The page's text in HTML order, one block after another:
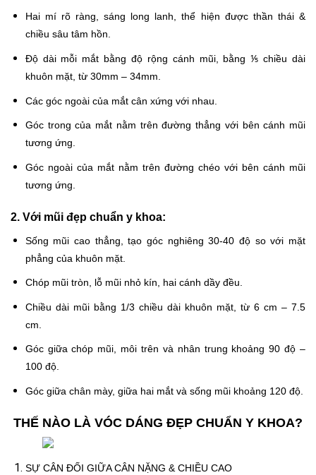
Hai mí rõ ràng, sáng long lanh, thể hiện được thần thái &
chiều sâu tâm hồn.
Độ dài mỗi mắt bằng độ rộng cánh mũi, bằng ⅕ chiều dài
khuôn mặt, từ 30mm – 34mm.
Các góc ngoài của mắt cân xứng với nhau.
Góc trong của mắt nằm trên đường thẳng với bên cánh mũi
tương ứng.
Góc ngoài của mắt nằm trên đường chéo với bên cánh mũi
tương ứng.
2. Với mũi đẹp chuẩn y khoa:
Sống mũi cao thẳng, tạo góc nghiêng 30-40 độ so với mặt
phẳng của khuôn mặt.
Chóp mũi tròn, lỗ mũi nhỏ kín, hai cánh dầy đều.
Chiều dài mũi bằng 1/3 chiều dài khuôn mặt, từ 6 cm – 7.5
cm.
Góc giữa chóp mũi, môi trên và nhân trung khoảng 90 độ –
100 độ.
Góc giữa chân mày, giữa hai mắt và sống mũi khoảng 120 độ.
THẾ NÀO LÀ VÓC DÁNG ĐẸP CHUẨN Y KHOA?
SỰ CÂN ĐỐI GIỮA CÂN NẶNG & CHIỀU CAO